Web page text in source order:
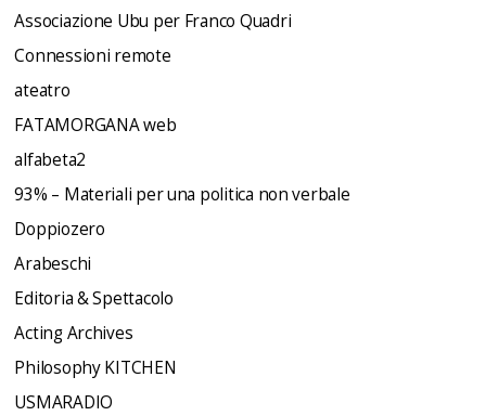
Associazione Ubu per Franco Quadri
Connessioni remote
ateatro
FATAMORGANA web
alfabeta2
93% – Materiali per una politica non verbale
Doppiozero
Arabeschi
Editoria & Spettacolo
Acting Archives
Philosophy KITCHEN
USMARADIO